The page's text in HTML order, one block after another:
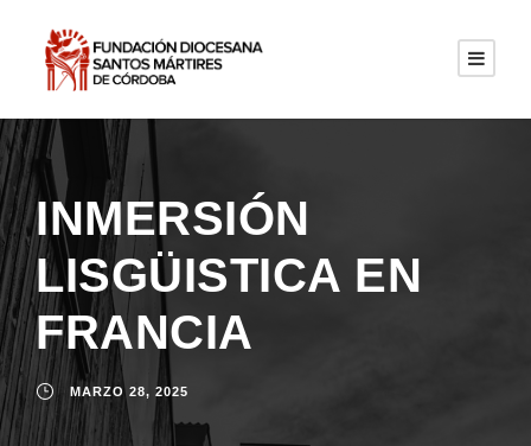
INMERSIÓN
LISGÜISTICA EN
FRANCIA
MARZO 28, 2025